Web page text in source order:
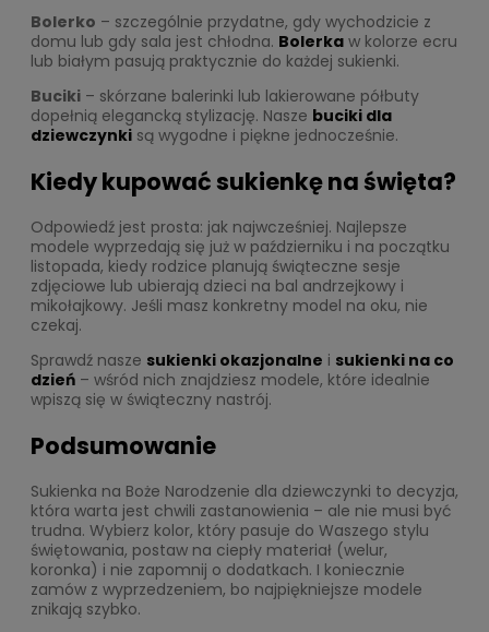
Bolerko – szczególnie przydatne, gdy wychodzicie z
domu lub gdy sala jest chłodna. Bolerka w kolorze ecru
lub białym pasują praktycznie do każdej sukienki.
Buciki – skórzane balerinki lub lakierowane półbuty
dopełnią elegancką stylizację. Nasze buciki dla
dziewczynki są wygodne i piękne jednocześnie.
Kiedy kupować sukienkę na święta?
Odpowiedź jest prosta: jak najwcześniej. Najlepsze
modele wyprzedają się już w październiku i na początku
listopada, kiedy rodzice planują świąteczne sesje
zdjęciowe lub ubierają dzieci na bal andrzejkowy i
mikołajkowy. Jeśli masz konkretny model na oku, nie
czekaj.
Sprawdź nasze sukienki okazjonalne i sukienki na co
dzień – wśród nich znajdziesz modele, które idealnie
wpiszą się w świąteczny nastrój.
Podsumowanie
Sukienka na Boże Narodzenie dla dziewczynki to decyzja,
która warta jest chwili zastanowienia – ale nie musi być
trudna. Wybierz kolor, który pasuje do Waszego stylu
świętowania, postaw na ciepły materiał (welur,
koronka) i nie zapomnij o dodatkach. I koniecznie
zamów z wyprzedzeniem, bo najpiękniejsze modele
znikają szybko.